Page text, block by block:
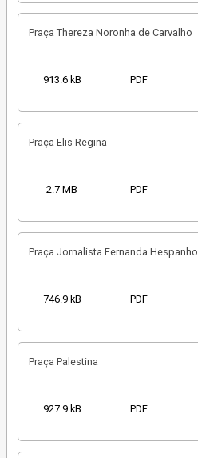
Praça Thereza Noronha de Carvalho
913.6 kB PDF
Praça Elis Regina
2.7 MB PDF
Praça Jornalista Fernanda Hespanhol
746.9 kB PDF
Praça Palestina
927.9 kB PDF